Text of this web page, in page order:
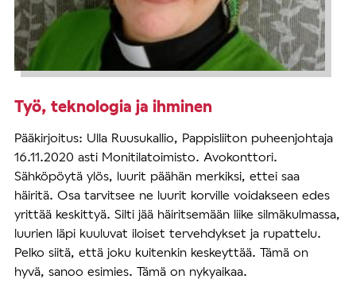
Työ, teknologia ja ihminen
Pääkirjoitus: Ulla Ruusukallio, Pappisliiton puheenjohtaja
16.11.2020 asti Monitilatoimisto. Avokonttori.
Sähköpöytä ylös, luurit päähän merkiksi, ettei saa
häiritä. Osa tarvitsee ne luurit korville voidakseen edes
yrittää keskittyä. Silti jää häiritsemään liike silmäkulmassa,
luurien läpi kuuluvat iloiset tervehdykset ja rupattelu.
Pelko siitä, että joku kuitenkin keskeyttää. Tämä on
hyvä, sanoo esimies. Tämä on nykyaikaa.